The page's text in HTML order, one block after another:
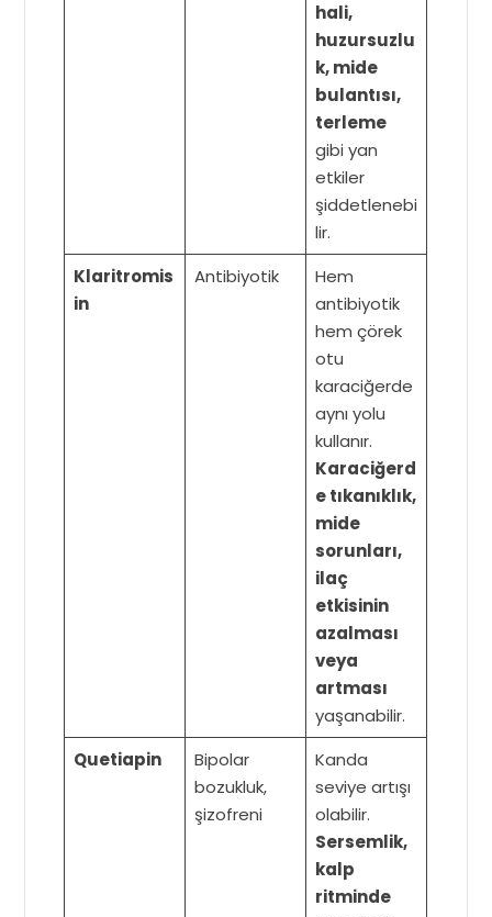
hali,
huzursuzlu
k, mide
bulantısı,
terleme
gibi yan
etkiler
şiddetlenebi
lir.
Klaritromis
in
Antibiyotik
Hem
antibiyotik
hem çörek
otu
karaciğerde
aynı yolu
kullanır.
Karaciğerd
e tıkanıklık,
mide
sorunları,
ilaç
etkisinin
azalması
veya
artması
yaşanabilir.
Quetiapin
Bipolar
bozukluk,
şizofreni
Kanda
seviye artışı
olabilir.
Sersemlik,
kalp
ritminde